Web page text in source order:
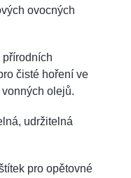
ovocných
čisté hoření ve
olejů.
udržitelná
pro opětovné